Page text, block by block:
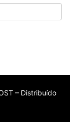
– Distribuído